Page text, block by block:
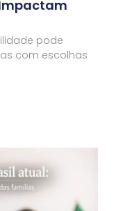
pode
com escolhas